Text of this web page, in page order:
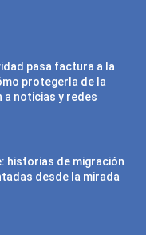
pasa factura a la
protegerla de la
a noticias y redes
historias de migración
desde la mirada